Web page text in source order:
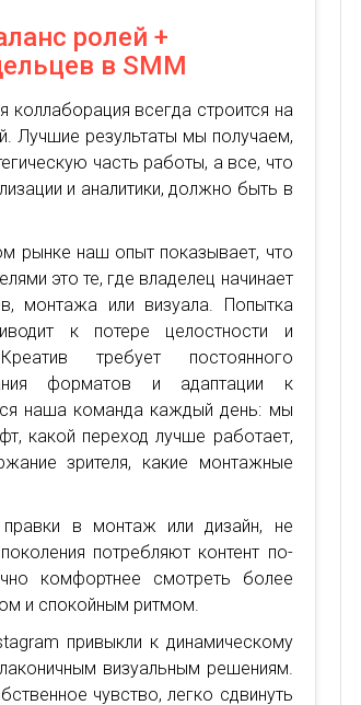
ролей +
в SMM
всегда строится на
Лучшие результаты мы получаем,
часть работы, а все, что
и аналитики, должно быть в
рынке наш опыт показывает, что
это те, где владелец начинает
монтажа или визуала. Попытка
к потере целостности и
требует постоянного
форматов и адаптации к
наша команда каждый день: мы
какой переход лучше работает,
зрителя, какие монтажные
в монтаж или дизайн, не
потребляют контент по-
комфортнее смотреть более
и спокойным ритмом.
привыкли к динамическому
визуальным решениям.
чувство, легко сдвинуть